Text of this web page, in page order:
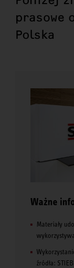
prasowe
Polska
Ważne
Materiały
źródła: